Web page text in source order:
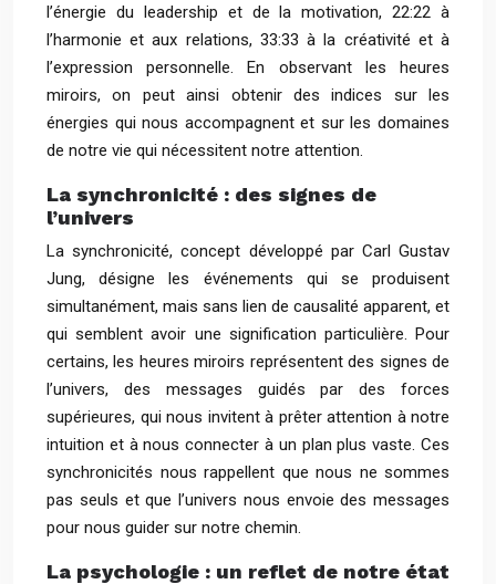
l’énergie du leadership et de la motivation, 22:22 à
l’harmonie et aux relations, 33:33 à la créativité et à
l’expression personnelle. En observant les heures
miroirs, on peut ainsi obtenir des indices sur les
énergies qui nous accompagnent et sur les domaines
de notre vie qui nécessitent notre attention.
La synchronicité : des signes de
l’univers
La synchronicité, concept développé par Carl Gustav
Jung, désigne les événements qui se produisent
simultanément, mais sans lien de causalité apparent, et
qui semblent avoir une signification particulière. Pour
certains, les heures miroirs représentent des signes de
l’univers, des messages guidés par des forces
supérieures, qui nous invitent à prêter attention à notre
intuition et à nous connecter à un plan plus vaste. Ces
synchronicités nous rappellent que nous ne sommes
pas seuls et que l’univers nous envoie des messages
pour nous guider sur notre chemin.
La psychologie : un reflet de notre état